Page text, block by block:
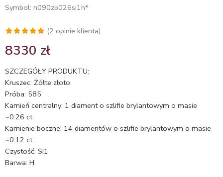
Symbol: n090zb026si1h*
5.00na 5
podstawie
ocen
klientów
(2 opinie klienta)
8330 zł
SZCZEGÓŁY PRODUKTU:
Kruszec: Żółte złoto
Próba: 585
Kamień centralny: 1 diament o szlifie brylantowym o masie
~0.26 ct
Kamienie boczne: 14 diamentów o szlifie brylantowym o masie
~0.12 ct
Czystość: SI1
Barwa: H